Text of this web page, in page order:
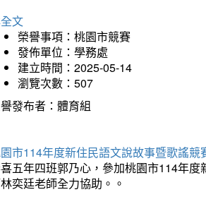
文
榮譽事項：桃園市競賽
發佈單位：學務處
建立時間：2025-05-14
瀏覽次數：507
發布者：體育組
市114年度新住民語文說故事暨歌謠競
五年四班郭乃心，參加桃園市114年
奕廷老師全力協助。。